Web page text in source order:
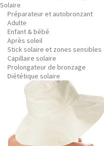
Solaire
Préparateur et autobronzant
Adulte
Enfant & bébé
Après soleil
Stick solaire et zones sensibles
Capillaire solaire
Prolongateur de bronzage
Diététique solaire